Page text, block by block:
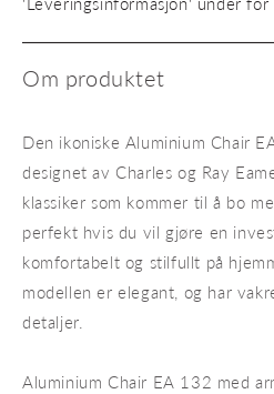
&amp;
tilt-
funksjon)
Om produktet
Den ikoniske Aluminium Chair
designet av Charles og Ray
klassiker som kommer til å bo
perfekt hvis du vil gjøre en
komfortabelt og stilfullt på
modellen er elegant, og har
detaljer.
Aluminium Chair EA 132 med